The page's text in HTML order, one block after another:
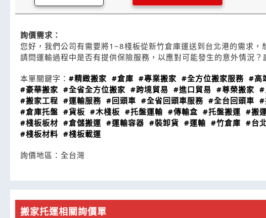
詢價需求：
您好，我們公司有需要將1~8棧板從新竹倉庫運送到台北港的需求，
請問運輸過程中是否有提供保險服務，以應對可能發生的意外情況？
本單關鍵字： #精緻搬家 #倉庫 #專業搬家 #全方位搬家服務 #高
#豪華搬家 #全省全方位搬家 #跨境貿易 #進口貿易 #尊榮搬家 #
#搬家工程 #運輸服務 #回頭車 #全省回頭車服務 #全台回頭車 #
#倉庫托盤 #貨板 #木棧板 #托盤運輸 #傳輸盒 #托盤搬運 #搬
#棧板板材 #倉儲搬運 #運輸容器 #裝卸貨 #運輸 #竹倉庫 #台
#棧板材料 #棧板載運
詢價地區： 全台灣
搬家托運相關詢價單